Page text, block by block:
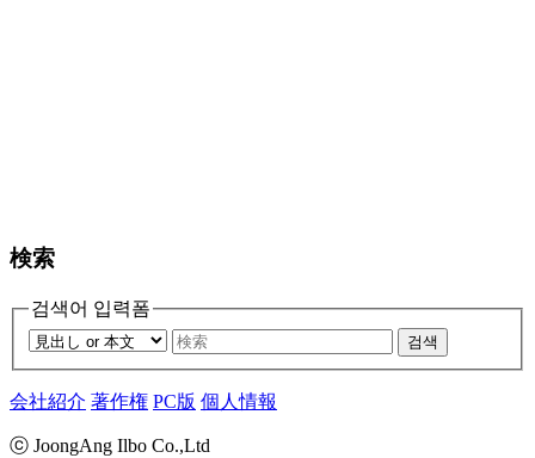
検索
검색어 입력폼
검색
会社紹介 著作権 PC版 個人情報
ⓒ JoongAng Ilbo Co.,Ltd